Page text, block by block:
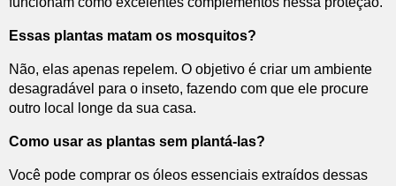
Essas plantas matam os mosquitos?
Não, elas apenas repelem. O objetivo é criar um ambiente
desagradável para o inseto, fazendo com que ele procure
outro local longe da sua casa.
Como usar as plantas sem plantá-las?
Você pode comprar os óleos essenciais extraídos dessas